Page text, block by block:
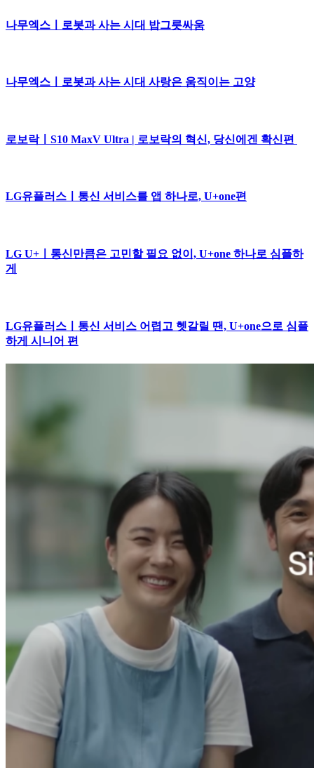
나무엑스ㅣ로봇과 사는 시대 밥그릇싸움
나무엑스ㅣ로봇과 사는 시대 사랑은 움직이는 고양
로보락ㅣS10 MaxV Ultra | 로보락의 혁신, 당신에겐 확신편
LG유플러스ㅣ통신 서비스를 앱 하나로, U+one편
LG U+ㅣ통신만큼은 고민할 필요 없이, U+one 하나로 심플하
게
LG유플러스ㅣ통신 서비스 어렵고 헷갈릴 땐, U+one으로 심플
하게 시니어 편